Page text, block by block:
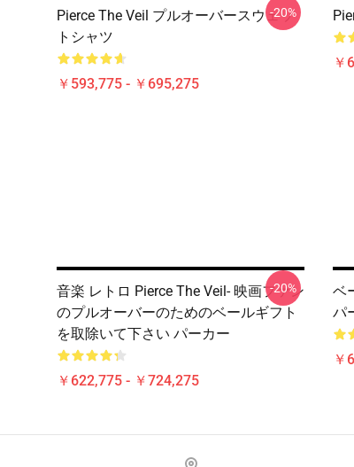
Pierce The Veil プルオーバースウェッ
トシャツ
￥593,775 - ￥695,275
-20%
￥
音楽 レトロ Pierce The Veil- 映画ファン
のプルオーバーのためのベールギフト
を取除いて下さい パーカー
￥622,775 - ￥724,275
-20%
ベ
パ
￥